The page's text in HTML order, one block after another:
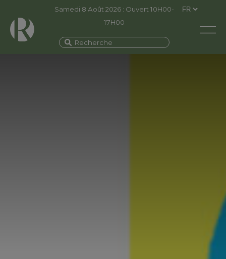
Samedi 8 Août 2026 : Ouvert 10H00-
17H00